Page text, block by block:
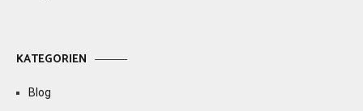
KATEGORIEN
Blog